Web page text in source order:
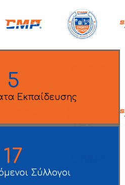
Εκπαίδευσης
5
Σύλλογοι
18